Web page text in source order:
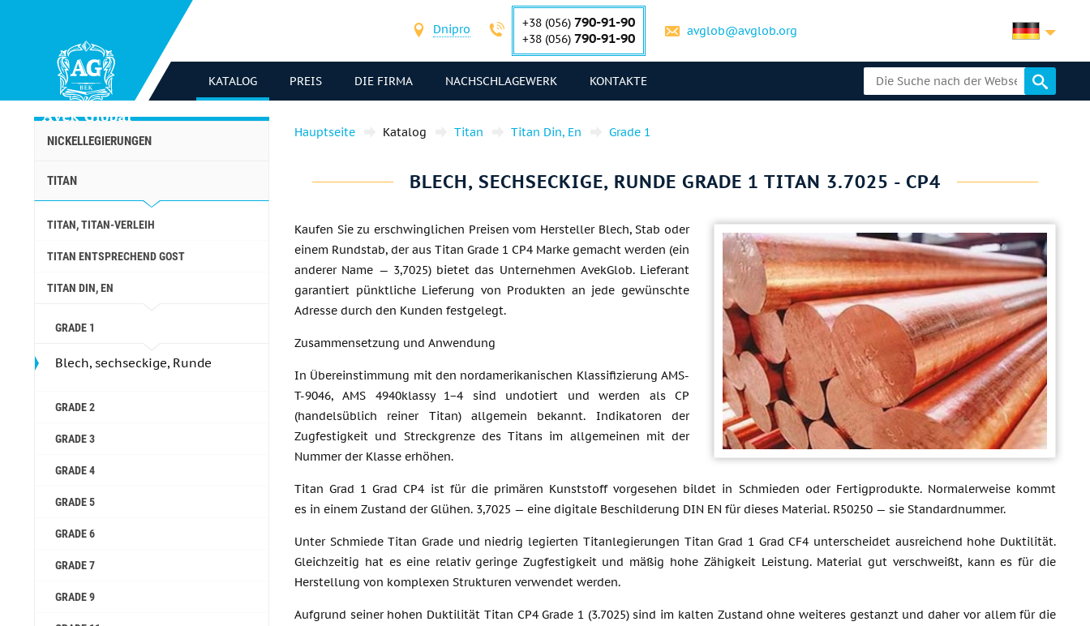
Dnipro +38 (056) 790-91-90
+38 (056) 790-91-90 avglob@avglob.org
KATALOG PREIS DIE FIRMA NACHSCHLAGEWERK KONTAKTE
NICKELLEGIERUNGEN
TITAN
TITAN, TITAN-VERLEIH
TITAN ENTSPRECHEND GOST
TITAN DIN, EN
GRADE 1
Blech, sechseckige, Runde
GRADE 2
GRADE 3
GRADE 4
GRADE 5
GRADE 6
GRADE 7
GRADE 9
Hauptseite Katalog Titan Titan Din, En Grade 1
BLECH, SECHSECKIGE, RUNDE GRADE 1 TITAN 3.7025 - CP4
Kaufen Sie zu erschwinglichen Preisen vom Hersteller Blech, Stab oder
einem Rundstab, der aus Titan Grade 1 CP4 Marke gemacht werden (ein
anderer Name — 3,7025) bietet das Unternehmen AvekGlob. Lieferant
garantiert pünktliche Lieferung von Produkten an jede gewünschte
Adresse durch den Kunden festgelegt.
Zusammensetzung und Anwendung
In Übereinstimmung mit den nordamerikanischen Klassifizierung AMS-
T-9046, AMS 4940klassy 1−4 sind undotiert und werden als CP
(handelsüblich reiner Titan) allgemein bekannt. Indikatoren der
Zugfestigkeit und Streckgrenze des Titans im allgemeinen mit der
Nummer der Klasse erhöhen.
Titan Grad 1 Grad CP4 ist für die primären Kunststoff vorgesehen bildet in Schmieden oder Fertigprodukte. Normalerweise kommt
es in einem Zustand der Glühen. 3,7025 — eine digitale Beschilderung DIN EN für dieses Material. R50250 — sie Standardnummer.
Unter Schmiede Titan Grade und niedrig legierten Titanlegierungen Titan Grad 1 Grad CF4 unterscheidet ausreichend hohe Duktilität.
Gleichzeitig hat es eine relativ geringe Zugfestigkeit und mäßig hohe Zähigkeit Leistung. Material gut verschweißt, kann es für die
Herstellung von komplexen Strukturen verwendet werden.
Aufgrund seiner hohen Duktilität Titan CP4 Grade 1 (3.7025) sind im kalten Zustand ohne weiteres gestanzt und daher vor allem für die